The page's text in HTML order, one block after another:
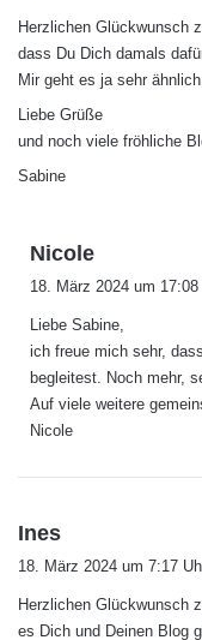
t
:
Herzlichen Glückwunsch
dass Du Dich damals
Mir geht es ja sehr
Liebe Grüße
und noch viele fröhliche
Sabine
Nicole
a
t
:
18. März 2024 um 17:08
Liebe Sabine,
ich freue mich sehr,
begleitest. Noch mehr,
Auf viele weitere
Nicole
Ines
a
t
18. März 2024 um 7:17
Herzlichen Glückwunsch
es Dich und Deinen Blog